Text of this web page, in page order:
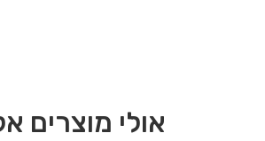
אולי מוצרים